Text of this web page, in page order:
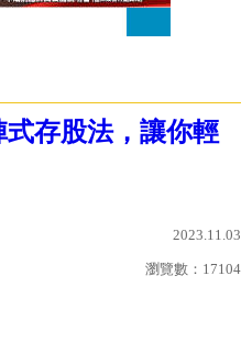
存股法，讓你輕
2023.11.03
瀏覽數： 17104